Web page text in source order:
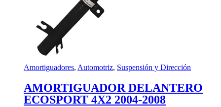
Amortiguadores, Automotriz, Suspensión y Dirección
AMORTIGUADOR DELANTERO
ECOSPORT 4X2 2004-2008